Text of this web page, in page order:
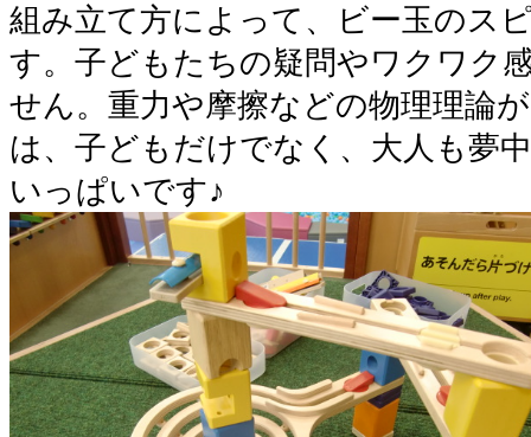
組み立て方によって、ビー玉のス
す。子どもたちの疑問やワクワク
せん。重力や摩擦などの物理理論
は、子どもだけでなく、大人も夢
いっぱいです♪